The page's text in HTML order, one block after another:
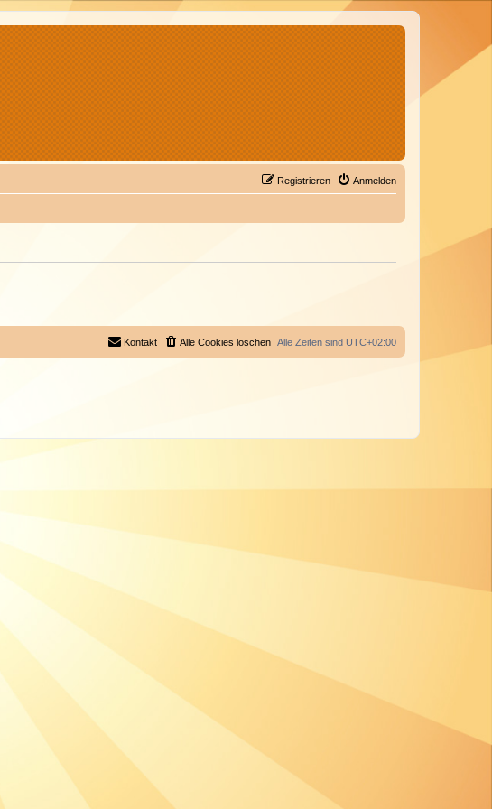
Anmelden
Registrieren
Alle Zeiten sind UTC+02:00
Alle Cookies löschen
Kontakt